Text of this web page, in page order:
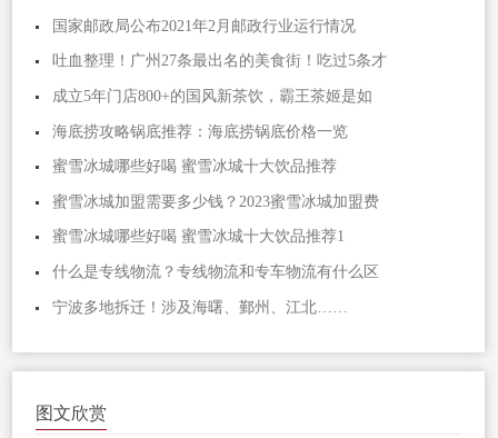
国家邮政局公布2021年2月邮政行业运行情况
吐血整理！广州27条最出名的美食街！吃过5条才
成立5年门店800+的国风新茶饮，霸王茶姬是如
海底捞攻略锅底推荐：海底捞锅底价格一览
蜜雪冰城哪些好喝 蜜雪冰城十大饮品推荐
蜜雪冰城加盟需要多少钱？2023蜜雪冰城加盟费
蜜雪冰城哪些好喝 蜜雪冰城十大饮品推荐1
什么是专线物流？专线物流和专车物流有什么区
宁波多地拆迁！涉及海曙、鄞州、江北……
图文欣赏